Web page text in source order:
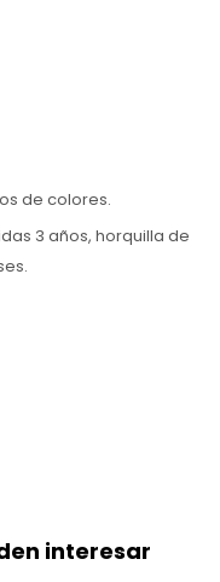
de colores.
3 años, horquilla de
interesar